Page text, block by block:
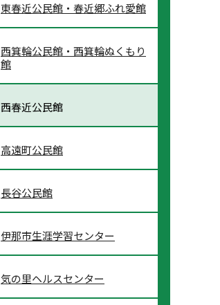
東春近公民館・春近郷ふれ愛館
西箕輪公民館・西箕輪ぬくもり
館
西春近公民館
高遠町公民館
長谷公民館
伊那市生涯学習センター
気の里ヘルスセンター